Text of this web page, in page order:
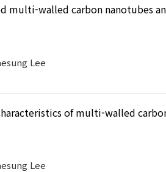
multi-walled carbon nanotubes
Lee
of multi-walled
Lee